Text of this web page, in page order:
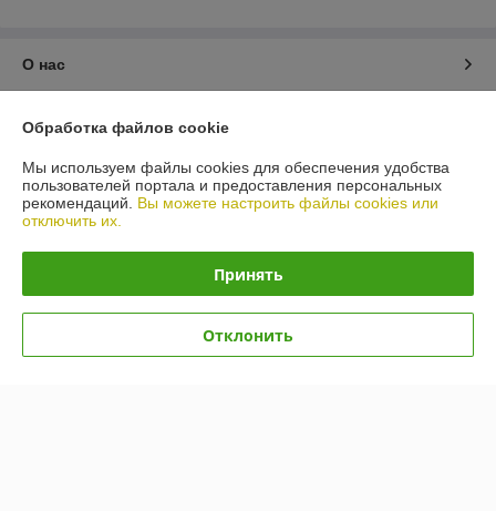
О нас
Доставка и оплата
График работы
Обработка файлов cookie
Мы используем файлы cookies для обеспечения удобства
пользователей портала и предоставления персональных
рекомендаций. Вы можете настроить файлы cookies или
отключить их.
Принять
Отклонить